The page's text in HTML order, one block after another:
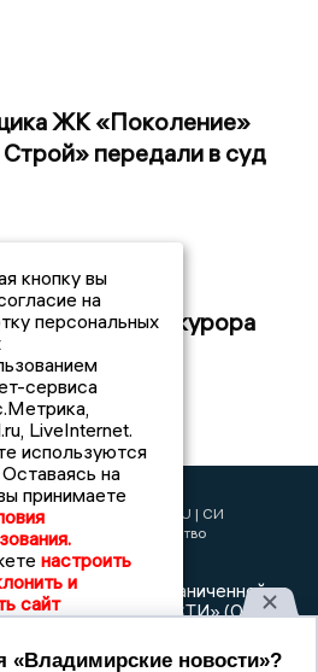
ЖК «Поколение»
передали в суд
официально
прокурора
2017 © NEWSVLADIMIR.RU | СИ
«Информационное агентство
Владимирские новости»
Общество с ограниченной
НОВОСТИ» (ОГРН
кнопку вы
на
персональных
сервиса
LiveInternet.
используются
на
принимаете
настроить
и
сайт